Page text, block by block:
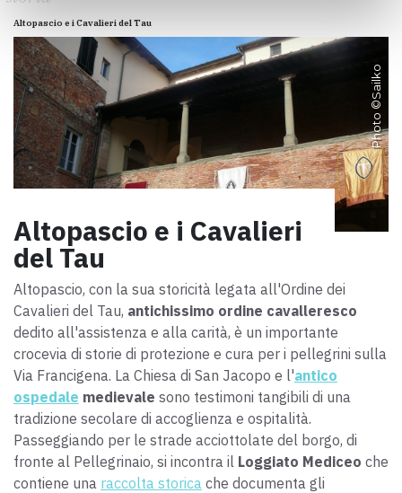
Altopascio e i Cavalieri del Tau
Photo ©
Sailko
Altopascio e i Cavalieri
del Tau
Altopascio, con la sua storicità legata all'Ordine dei
Cavalieri del Tau, antichissimo ordine cavalleresco
dedito all'assistenza e alla carità, è un importante
crocevia di storie di protezione e cura per i pellegrini sulla
Via Francigena. La Chiesa di San Jacopo e l'antico
ospedale medievale sono testimoni tangibili di una
tradizione secolare di accoglienza e ospitalità.
Passeggiando per le strade acciottolate del borgo, di
fronte al Pellegrinaio, si incontra il Loggiato Mediceo che
contiene una raccolta storica che documenta gli